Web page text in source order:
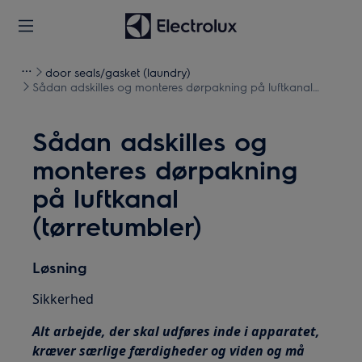
door seals/gasket (laundry)
Sådan adskilles og monteres dørpakning på luftkanal
Sådan adskilles og
monteres dørpakning
på luftkanal
(tørretumbler)
Løsning
Sikkerhed
Alt arbejde, der skal udføres inde i apparatet,
kræver særlige færdigheder og viden og må